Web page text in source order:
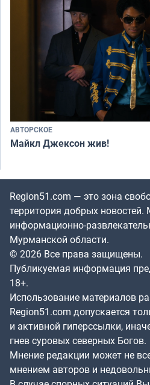
АВТОРСКОЕ
Майкл Джексон жив!
Region51.com — это зона
территория добрых
информационно-
Мурманской области.
© 2026 Все права защищены.
Публикуемая информация
18+.
Использование материалов
Region51.com допускается
и активной гиперссылки,
гнев суровых северных Богов.
Мнение редакции может не
мнением авторов и